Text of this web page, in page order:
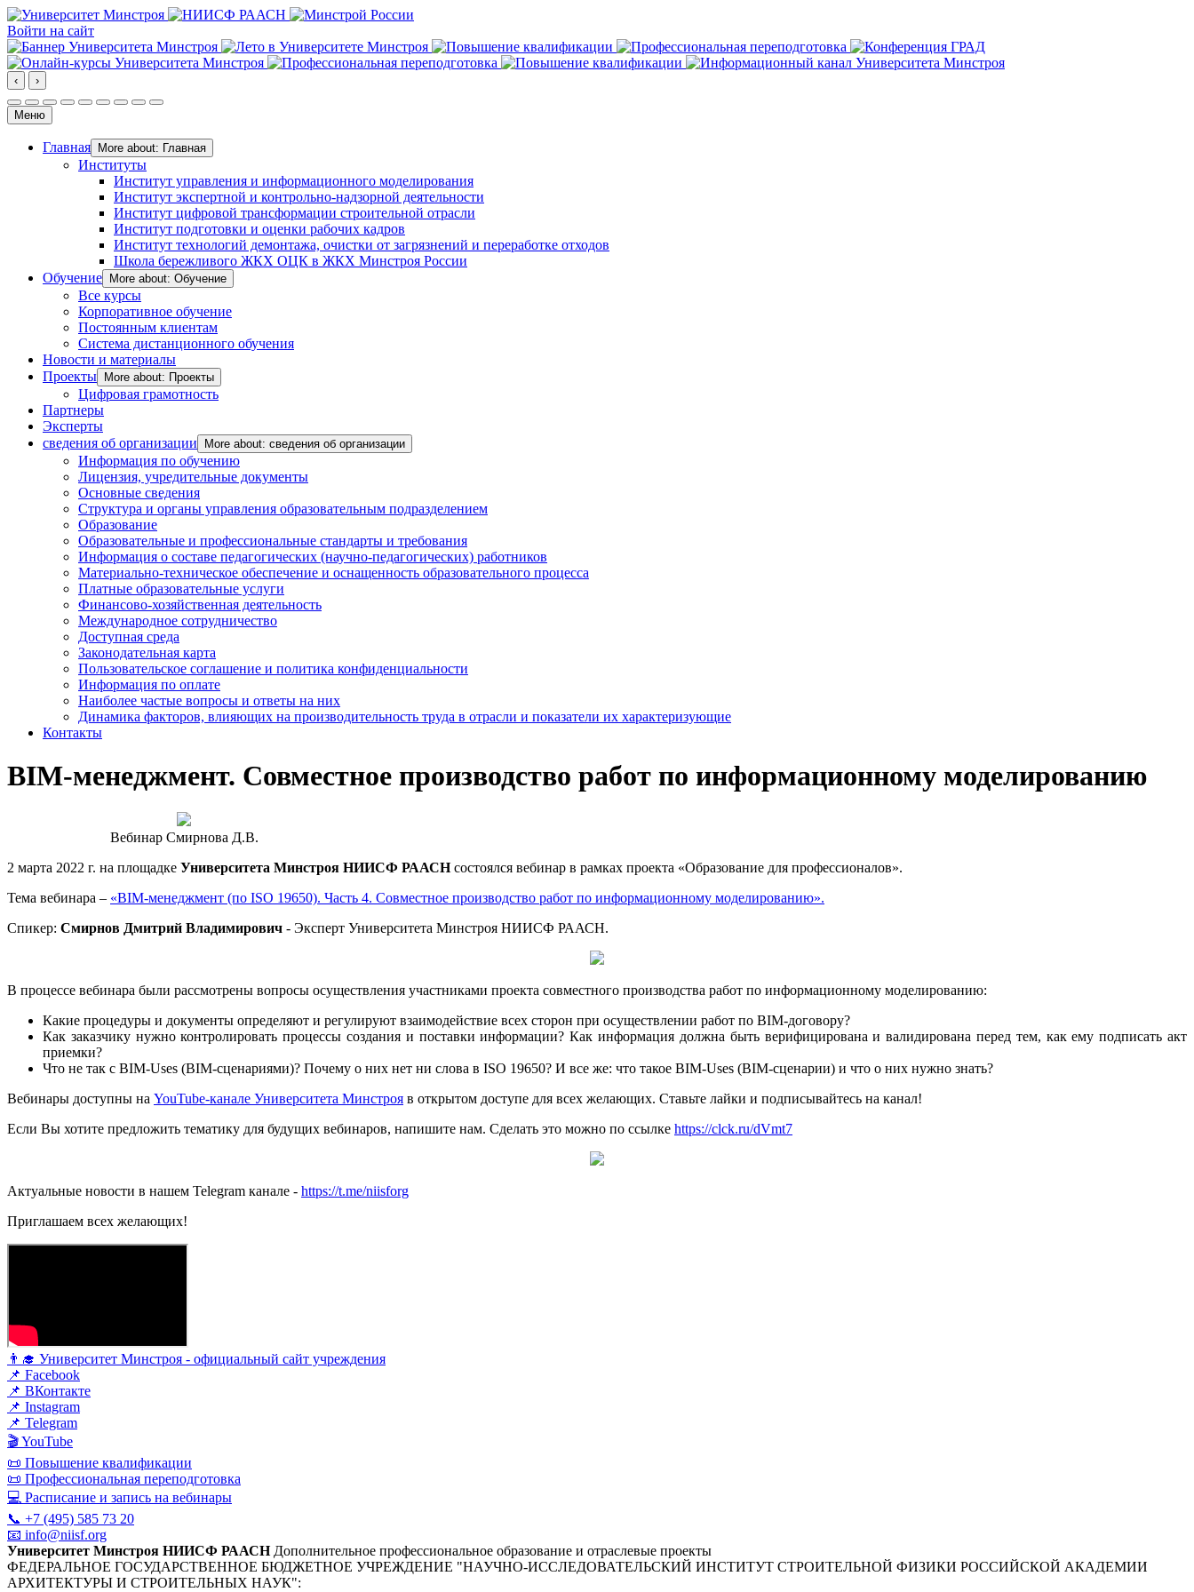
Войти на сайт
‹ ›
Меню
Главная More about: Главная
Институты
Институт управления и информационного моделирования
Институт экспертной и контрольно-надзорной деятельности
Институт цифровой трансформации строительной отрасли
Институт подготовки и оценки рабочих кадров
Институт технологий демонтажа, очистки от загрязнений и переработке отходов
Школа бережливого ЖКХ ОЦК в ЖКХ Минстроя России
Обучение
More about: Обучение
Все курсы
Корпоративное обучение
Постоянным клиентам
Система дистанционного обучения
Новости и материалы
Проекты
More about: Проекты
Цифровая грамотность
Партнеры
Эксперты
сведения об организации
More about: сведения об организации
Информация по обучению
Лицензия, учредительные документы
Основные сведения
Структура и органы управления образовательным подразделением
Образование
Образовательные и профессиональные стандарты и требования
Информация о составе педагогических (научно-педагогических) работников
Материально-техническое обеспечение и оснащенность образовательного процесса
Платные образовательные услуги
Финансово-хозяйственная деятельность
Международное сотрудничество
Доступная среда
Законодательная карта
Пользовательское соглашение и политика конфиденциальности
Информация по оплате
Наиболее частые вопросы и ответы на них
Динамика факторов, влияющих на производительность труда в отрасли и показатели их характеризующие
Контакты
BIM-менеджмент. Совместное производство работ по информационному моделированию
Вебинар Смирнова Д.В.
2 марта 2022 г. на площадке Университета Минстроя НИИСФ РААСНсостоялся вебинар в рамках проекта «Образование для профессионалов».
Тема вебинара – «BIM-менеджмент (по ISO 19650). Часть 4. Совместное производство работ по информационному моделированию».
Спикер: Смирнов Дмитрий Владимирович - Эксперт Университета Минстроя НИИСФ РААСН.
В процессе вебинара были рассмотрены вопросы осуществления участниками проекта совместного производства работ по информационному моделированию:
Какие процедуры и документы определяют и регулируют взаимодействие всех сторон при осуществлении работ по BIM-договору?
Как заказчику нужно контролировать процессы создания и поставки информации? Как информация должна быть верифицирована и валидирована перед тем, как ему подписать акт
приемки?
Что не так с BIM-Uses (BIM-сценариями)? Почему о них нет ни слова в ISO 19650? И все же: что такое BIM-Uses (BIM-сценарии) и что о них нужно знать?
Вебинары доступны на YouTube-канале Университета Минстроя в открытом доступе для всех желающих. Ставьте лайки и подписывайтесь на канал!
Если Вы хотите предложить тематику для будущих вебинаров, напишите нам. Сделать это можно по ссылке https://clck.ru/dVmt7
Актуальные новости в нашем Telegram канале - https://t.me/niisforg
Приглашаем всех желающих!
👨‍🎓 Университет Минстроя - официальный сайт учреждения
📌 Facebook
📌 ВКонтакте
📌 Instagram
📌 Telegram
🎬 YouTube
📜 Повышение квалификации
📜 Профессиональная переподготовка
💻 Расписание и запись на вебинары
📞 +7 (495) 585 73 20
📧 info@niisf.org
Университет Минстроя НИИСФ РААСН Дополнительное профессиональное образование и отраслевые проекты
ФЕДЕРАЛЬНОЕ ГОСУДАРСТВЕННОЕ БЮДЖЕТНОЕ УЧРЕЖДЕНИЕ "НАУЧНО-ИССЛЕДОВАТЕЛЬСКИЙ ИНСТИТУТ СТРОИТЕЛЬНОЙ ФИЗИКИ РОССИЙСКОЙ АКАДЕМИИ
АРХИТЕКТУРЫ И СТРОИТЕЛЬНЫХ НАУК":